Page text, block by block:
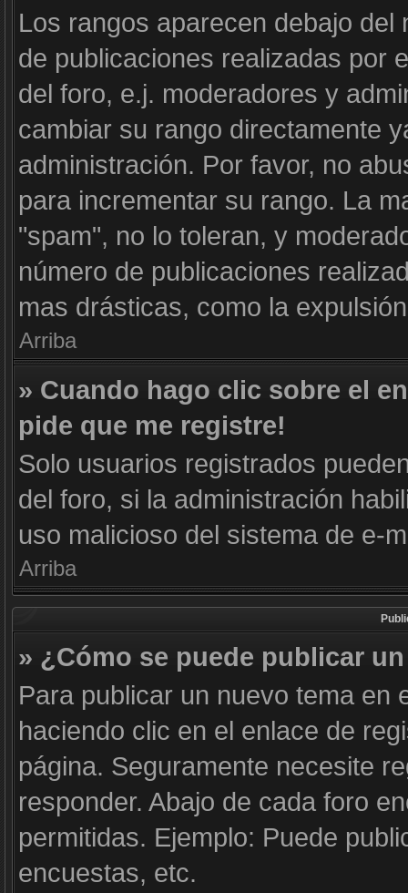
Los rangos aparecen debajo
de publicaciones realizadas por
del foro, e.j. moderadores y
cambiar su rango directamente
administración. Por favor, no
para incrementar su rango. La
"spam", no lo toleran, y
número de publicaciones
mas drásticas, como la
Arriba
» Cuando hago clic sobre el
pide que me registre!
Solo usuarios registrados
del foro, si la administración
uso malicioso del sistema de e-
Arriba
» ¿Cómo se puede publicar
Para publicar un nuevo tema en
haciendo clic en el enlace de
página. Seguramente necesite
responder. Abajo de cada foro
permitidas. Ejemplo: Puede
encuestas, etc.